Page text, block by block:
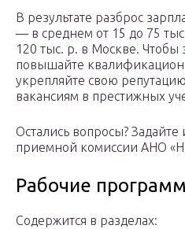
В результате разброс
— в среднем от 15 до 75
120 тыс. р. в Москве. Чтобы
повышайте
укрепляйте свою
вакансиям в престижных
Остались вопросы? Задайте
приемной комиссии АНО
Рабочие
Содержится в разделах: